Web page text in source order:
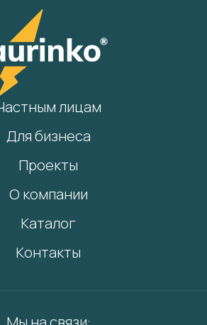
лицам
Для бизнеса
Проекты
О компании
Каталог
Контакты